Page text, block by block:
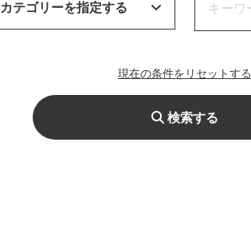
カテゴリーを指定する
現在の条件をリセットする
検索する